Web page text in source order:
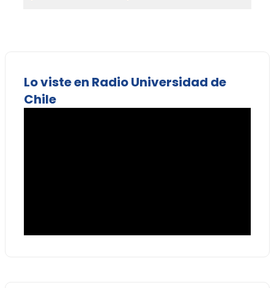
Lo viste en Radio Universidad de
Chile